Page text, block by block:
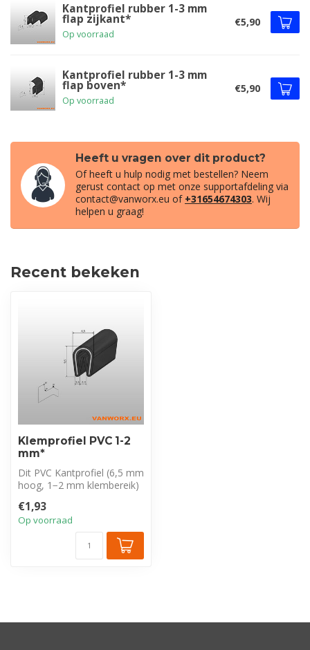
Kantprofiel rubber 1-3 mm
flap zijkant*
Op voorraad
€5,90
Kantprofiel rubber 1-3 mm
flap boven*
Op voorraad
€5,90
Heeft u vragen over dit product?
Of heeft u hulp nodig met bestellen? Neem
gerust contact op met onze supportafdeling via
contact@vanworx.eu of +31654674303. Wij
helpen u graag!
Recent bekeken
Klemprofiel PVC 1-2
mm*
Dit PVC Kantprofiel (6,5 mm
hoog, 1−2 mm klembereik)
beschermt...
€1,93
Op voorraad